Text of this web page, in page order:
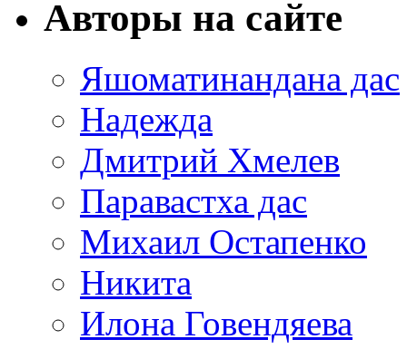
Авторы на сайте
Яшоматинандана дас
Надежда
Дмитрий Хмелев
Паравастха дас
Михаил Остапенко
Никита
Илона Говендяева